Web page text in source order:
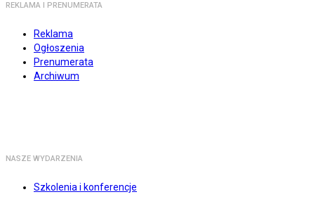
REKLAMA I PRENUMERATA
Reklama
Ogłoszenia
Prenumerata
Archiwum
NASZE WYDARZENIA
Szkolenia i konferencje